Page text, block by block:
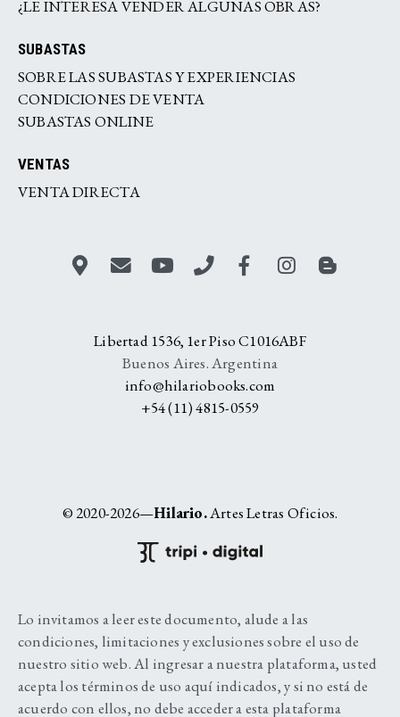
¿LE INTERESA VENDER ALGUNAS OBRAS?
SUBASTAS
SOBRE LAS SUBASTAS Y EXPERIENCIAS
CONDICIONES DE VENTA
SUBASTAS ONLINE
VENTAS
VENTA DIRECTA
Libertad 1536, 1er Piso C1016ABF
Buenos Aires. Argentina
info@hilariobooks.com
+54 (11) 4815-0559
© 2020-2026—Hilario.Artes Letras Oficios.
Lo invitamos a leer este documento, alude a las
condiciones, limitaciones y exclusiones sobre el uso de
nuestro sitio web. Al ingresar a nuestra plataforma, usted
acepta los términos de uso aquí indicados, y si no está de
acuerdo con ellos, no debe acceder a esta plataforma